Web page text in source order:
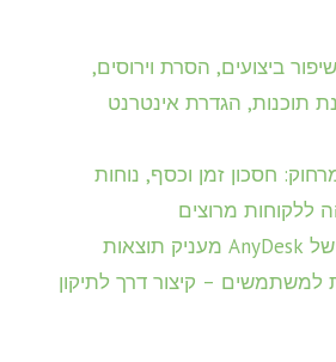
ביצועים, הסרת וירוסים,
תוכנות, הגדרת אינטרנט
חסכון זמן וכסף, נוחות
ללקוחות מרוצים
התיקון המרחוק של AnyDesk מעניק תוצאות
למשתמשים – קיצור דרך לתיקון